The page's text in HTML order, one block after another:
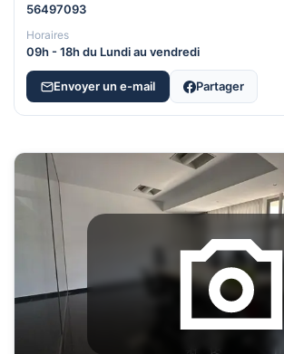
56497093
Horaires
09h - 18h du Lundi au vendredi
Envoyer un e-mail Partager